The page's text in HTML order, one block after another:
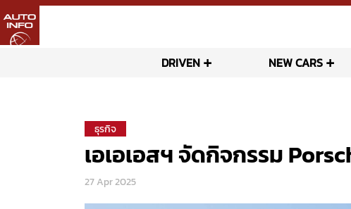
DRIVEN NEW CARS
ธุรกิจ
เอเอเอสฯ จัดกิจกรรม
27 Apr 2025